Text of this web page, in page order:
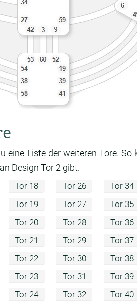
eine Liste der weiteren Tore.
Design Tor 2 gibt.
Tor 18
Tor 19
Tor 20
Tor 21
Tor 22
Tor 23
Tor 24
Tor 26
Tor 27
Tor 28
Tor 29
Tor 30
Tor 31
Tor 32
Tor 34
Tor 35
Tor 36
Tor 37
Tor 38
Tor 39
Tor 40